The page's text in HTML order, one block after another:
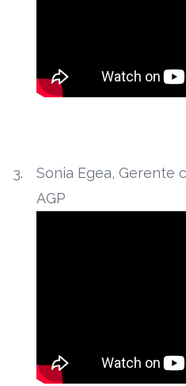
Sonia Egea, Gerente
AGP